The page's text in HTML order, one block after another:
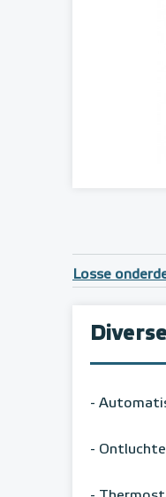
Losse
-
-